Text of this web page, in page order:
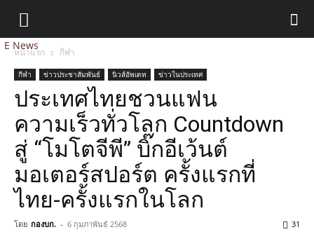
E News
หน้าแรก กีฬา
กีฬา ข่าวประชาสัมพันธ์ นิวส์อัพเดท ข่าวในประเทศ
ประเทศไทยชวนแฟน
ความเร็วทั่วโลก Countdown
สู่ “โมโตจีพี” บิ๊กอีเว้นต์
มอเตอร์สปอร์ต ครั้งแรกที่
ไทย-ครั้งแรกในโลก
โดย กองบก. - 6 กุมภาพันธ์ 2568 31